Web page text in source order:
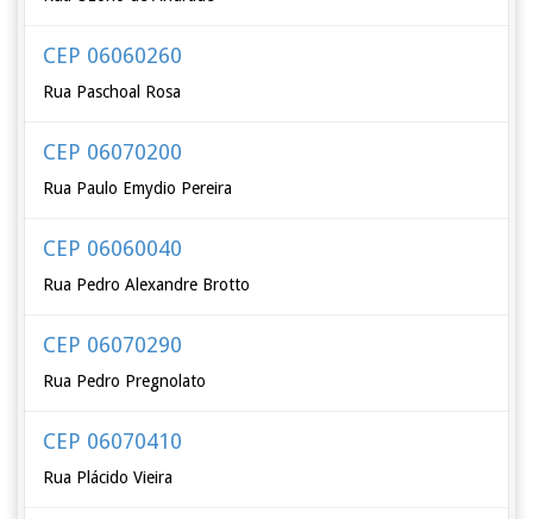
CEP 06060260
Rua Paschoal Rosa
CEP 06070200
Rua Paulo Emydio Pereira
CEP 06060040
Rua Pedro Alexandre Brotto
CEP 06070290
Rua Pedro Pregnolato
CEP 06070410
Rua Plácido Vieira